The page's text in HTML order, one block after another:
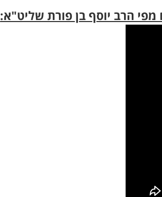
הרב יוסף בן פורת שליט"א: